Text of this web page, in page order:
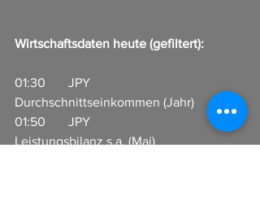
Wirtschaftsdaten heute (gefiltert):
01:30       JPY
Durchschnittseinkommen (Jahr)
01:50       JPY
Leistungsbilanz s.a. (Mai)